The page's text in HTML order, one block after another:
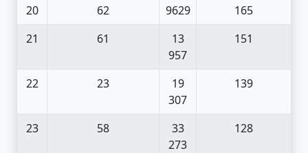
20
62 9629
165
21
61
13
957
151
22 23
19
307
139
23 58
33
273
128